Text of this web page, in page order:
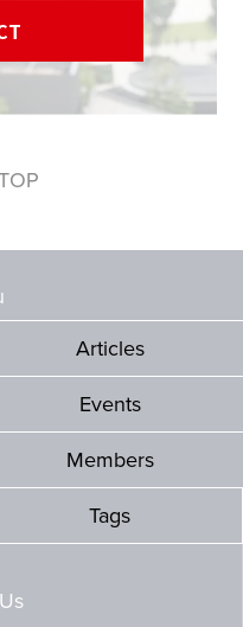
Articles
Events
Members
Tags